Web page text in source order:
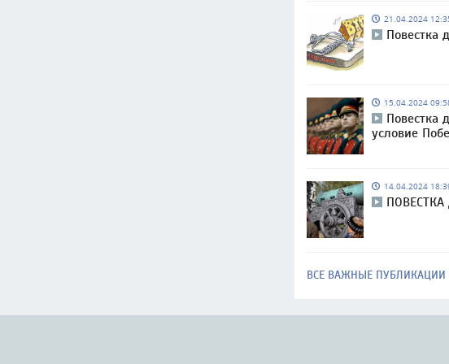
21.04.2024
Повестка
15.04.2024
Повестка
условие
14.04.2024
ПОВЕСТКА
ВСЕ ВАЖНЫЕ ПУБЛИКАЦИИ